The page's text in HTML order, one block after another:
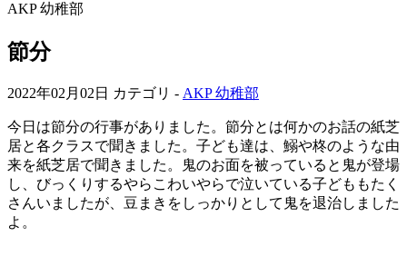
AKP 幼稚部
節分
2022年02月02日 カテゴリ - AKP 幼稚部
今日は節分の行事がありました。節分とは何かのお話の紙芝
居と各クラスで聞きました。子ども達は、鰯や柊のような由
来を紙芝居で聞きました。鬼のお面を被っていると鬼が登場
し、びっくりするやらこわいやらで泣いている子どももたく
さんいましたが、豆まきをしっかりとして鬼を退治しました
よ。